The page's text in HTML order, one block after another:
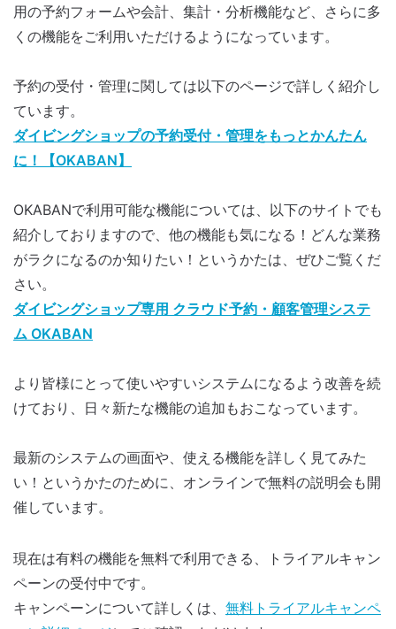
用の予約フォームや会計、集計・分析機能など、さらに多
くの機能をご利用いただけるようになっています。
予約の受付・管理に関しては以下のページで詳しく紹介し
ています。
ダイビングショップの予約受付・管理をもっとかんたん
に！【OKABAN】
OKABANで利用可能な機能については、以下のサイトでも
紹介しておりますので、他の機能も気になる！どんな業務
がラクになるのか知りたい！というかたは、ぜひご覧くだ
さい。
ダイビングショップ専用 クラウド予約・顧客管理システ
ム OKABAN
より皆様にとって使いやすいシステムになるよう改善を続
けており、日々新たな機能の追加もおこなっています。
最新のシステムの画面や、使える機能を詳しく見てみた
い！というかたのために、オンラインで無料の説明会も開
催しています。
現在は有料の機能を無料で利用できる、トライアルキャン
ペーンの受付中です。
キャンペーンについて詳しくは、 無料トライアルキャンペ